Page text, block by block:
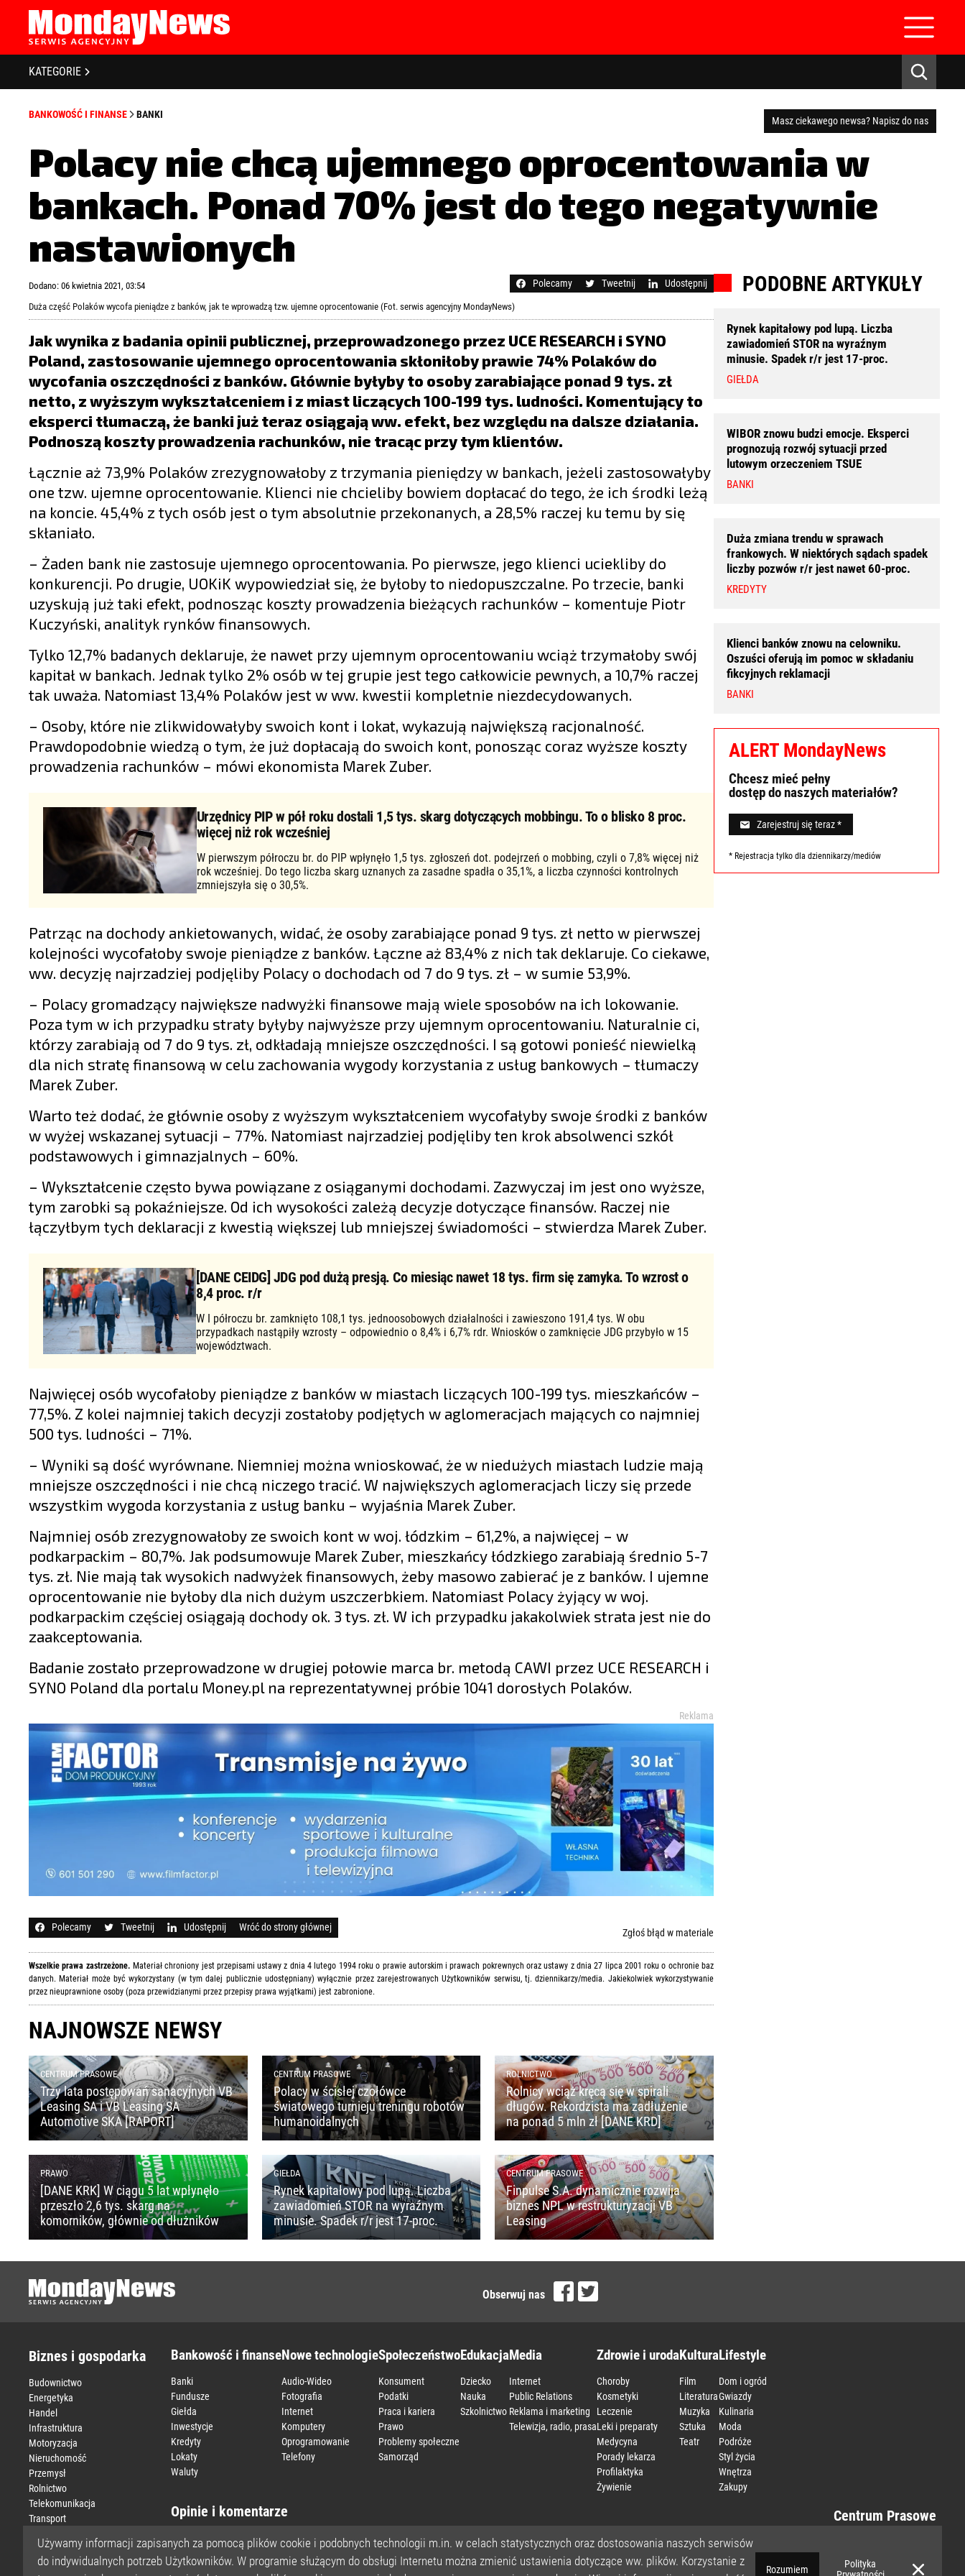
STRONA GŁÓWNA
O NAS
POLITYKA PRYWATNOŚCI
KONTAKT
Zapomniałeś hasła?
KATEGORIE
BIZNES I GOSPODARKA
BANKOWOŚĆ I FINANSE
SPOŁECZEŃSTWO
EDUKACJA
MEDIA
ZDROWIE I URODA
KULTURA
LIFESTYLE
OPINIE I KOMENTARZE
BANKOWOŚĆ I FINANSE BANKI
Masz ciekawego newsa? Napisz do nas
Polacy nie chcą ujemnego oprocentowania w
bankach. Ponad 70% jest do tego negatywnie
nastawionych
Dodano: 06 kwietnia 2021, 03:54 Polecamy Tweetnij Udostępnij
Duża część Polaków wycofa pieniądze z banków, jak te wprowadzą tzw. ujemne oprocentowanie (Fot. serwis agencyjny MondayNews)
Jak wynika z badania opinii publicznej, przeprowadzonego przez UCE RESEARCH i SYNO
Poland, zastosowanie ujemnego oprocentowania skłoniłoby prawie 74% Polaków do
wycofania oszczędności z banków. Głównie byłyby to osoby zarabiające ponad 9 tys. zł
netto, z wyższym wykształceniem i z miast liczących 100-199 tys. ludności. Komentujący to
eksperci tłumaczą, że banki już teraz osiągają ww. efekt, bez względu na dalsze działania.
Podnoszą koszty prowadzenia rachunków, nie tracąc przy tym klientów.
Łącznie aż 73,9% Polaków zrezygnowałoby z trzymania pieniędzy w bankach, jeżeli zastosowałyby
one tzw. ujemne oprocentowanie. Klienci nie chcieliby bowiem dopłacać do tego, że ich środki leżą
na koncie. 45,4% z tych osób jest o tym absolutnie przekonanych, a 28,5% raczej ku temu by się
skłaniało.
– Żaden bank nie zastosuje ujemnego oprocentowania. Po pierwsze, jego klienci uciekliby do
konkurencji. Po drugie, UOKiK wypowiedział się, że byłoby to niedopuszczalne. Po trzecie, banki
uzyskują już taki efekt, podnosząc koszty prowadzenia bieżących rachunków – komentuje Piotr
Kuczyński, analityk rynków finansowych.
Tylko 12,7% badanych deklaruje, że nawet przy ujemnym oprocentowaniu wciąż trzymałoby swój
kapitał w bankach. Jednak tylko 2% osób w tej grupie jest tego całkowicie pewnych, a 10,7% raczej
tak uważa. Natomiast 13,4% Polaków jest w ww. kwestii kompletnie niezdecydowanych.
– Osoby, które nie zlikwidowałyby swoich kont i lokat, wykazują największą racjonalność.
Prawdopodobnie wiedzą o tym, że już dopłacają do swoich kont, ponosząc coraz wyższe koszty
prowadzenia rachunków – mówi ekonomista Marek Zuber.
Urzędnicy PIP w pół roku dostali 1,5 tys. skarg dotyczących mobbingu. To o blisko 8 proc.
więcej niż rok wcześniej
W pierwszym półroczu br. do PIP wpłynęło 1,5 tys. zgłoszeń dot. podejrzeń o mobbing, czyli o 7,8% więcej niż
rok wcześniej. Do tego liczba skarg uznanych za zasadne spadła o 35,1%, a liczba czynności kontrolnych
zmniejszyła się o 30,5%.
Patrząc na dochody ankietowanych, widać, że osoby zarabiające ponad 9 tys. zł netto w pierwszej
kolejności wycofałoby swoje pieniądze z banków. Łączne aż 83,4% z nich tak deklaruje. Co ciekawe,
ww. decyzję najrzadziej podjęliby Polacy o dochodach od 7 do 9 tys. zł – w sumie 53,9%.
– Polacy gromadzący największe nadwyżki finansowe mają wiele sposobów na ich lokowanie.
Poza tym w ich przypadku straty byłyby najwyższe przy ujemnym oprocentowaniu. Naturalnie ci,
którzy zarabiają od 7 do 9 tys. zł, odkładają mniejsze oszczędności. I są gotowi ponieść niewielką
dla nich stratę finansową w celu zachowania wygody korzystania z usług bankowych – tłumaczy
Marek Zuber.
Warto też dodać, że głównie osoby z wyższym wykształceniem wycofałyby swoje środki z banków
w wyżej wskazanej sytuacji – 77%. Natomiast najrzadziej podjęliby ten krok absolwenci szkół
podstawowych i gimnazjalnych – 60%.
– Wykształcenie często bywa powiązane z osiąganymi dochodami. Zazwyczaj im jest ono wyższe,
tym zarobki są pokaźniejsze. Od ich wysokości zależą decyzje dotyczące finansów. Raczej nie
łączyłbym tych deklaracji z kwestią większej lub mniejszej świadomości – stwierdza Marek Zuber.
[DANE CEIDG] JDG pod dużą presją. Co miesiąc nawet 18 tys. firm się zamyka. To wzrost o
8,4 proc. r/r
W I półroczu br. zamknięto 108,1 tys. jednoosobowych działalności i zawieszono 191,4 tys. W obu
przypadkach nastąpiły wzrosty – odpowiednio o 8,4% i 6,7% rdr. Wniosków o zamknięcie JDG przybyło w 15
województwach.
Najwięcej osób wycofałoby pieniądze z banków w miastach liczących 100-199 tys. mieszkańców –
77,5%. Z kolei najmniej takich decyzji zostałoby podjętych w aglomeracjach mających co najmniej
500 tys. ludności – 71%.
– Wyniki są dość wyrównane. Niemniej można wnioskować, że w niedużych miastach ludzie mają
mniejsze oszczędności i nie chcą niczego tracić. W największych aglomeracjach liczy się przede
wszystkim wygoda korzystania z usług banku – wyjaśnia Marek Zuber.
Najmniej osób zrezygnowałoby ze swoich kont w woj. łódzkim – 61,2%, a najwięcej – w
podkarpackim – 80,7%. Jak podsumowuje Marek Zuber, mieszkańcy łódzkiego zarabiają średnio 5-7
tys. zł. Nie mają tak wysokich nadwyżek finansowych, żeby masowo zabierać je z banków. I ujemne
oprocentowanie nie byłoby dla nich dużym uszczerbkiem. Natomiast Polacy żyjący w woj.
podkarpackim częściej osiągają dochody ok. 3 tys. zł. W ich przypadku jakakolwiek strata jest nie do
zaakceptowania.
Badanie zostało przeprowadzone w drugiej połowie marca br. metodą CAWI przez UCE RESEARCH i
SYNO Poland dla portalu Money.pl na reprezentatywnej próbie 1041 dorosłych Polaków.
Reklama
Polecamy Tweetnij Udostępnij Wróć do strony głównej Zgłoś błąd w materiale
Wszelkie prawa zastrzeżone. Materiał chroniony jest przepisami ustawy z dnia 4 lutego 1994 roku o prawie autorskim i prawach pokrewnych oraz ustawy z dnia 27 lipca 2001 roku o ochronie baz
danych. Materiał może być wykorzystany (w tym dalej publicznie udostępniany) wyłącznie przez zarejestrowanych Użytkowników serwisu, tj. dziennikarzy/media. Jakiekolwiek wykorzystywanie
przez nieuprawnione osoby (poza przewidzianymi przez przepisy prawa wyjątkami) jest zabronione.
NAJNOWSZE NEWSY
CENTRUM PRASOWE
Trzy lata postępowań sanacyjnych VB
Leasing SA i VB Leasing SA
Automotive SKA [RAPORT]
CENTRUM PRASOWE
Polacy w ścisłej czołówce
światowego turnieju treningu robotów
humanoidalnych
ROLNICTWO
Rolnicy wciąż kręcą się w spirali
długów. Rekordzista ma zadłużenie
na ponad 5 mln zł [DANE KRD]
PRAWO
[DANE KRK] W ciągu 5 lat wpłynęło
przeszło 2,6 tys. skarg na
komorników, głównie od dłużników
GIEŁDA
Rynek kapitałowy pod lupą. Liczba
zawiadomień STOR na wyraźnym
minusie. Spadek r/r jest 17-proc.
CENTRUM PRASOWE
Finpulse S.A. dynamicznie rozwija
biznes NPL w restrukturyzacji VB
Leasing
PODOBNE ARTYKUŁY
Rynek kapitałowy pod lupą. Liczba
zawiadomień STOR na wyraźnym
minusie. Spadek r/r jest 17-proc.
GIEŁDA
WIBOR znowu budzi emocje. Eksperci
prognozują rozwój sytuacji przed
lutowym orzeczeniem TSUE
BANKI
Duża zmiana trendu w sprawach
frankowych. W niektórych sądach spadek
liczby pozwów r/r jest nawet 60-proc.
KREDYTY
Klienci banków znowu na celowniku.
Oszuści oferują im pomoc w składaniu
fikcyjnych reklamacji
BANKI
ALERT MondayNews
Chcesz mieć pełny
dostęp do naszych materiałów?
Zarejestruj się teraz *
* Rejestracja tylko dla dziennikarzy/mediów
Obserwuj nas
Biznes i gospodarka
Budownictwo
Energetyka
Handel
Infrastruktura
Motoryzacja
Nieruchomość
Przemysł
Rolnictwo
Telekomunikacja
Transport
Ubezpieczenia
Bankowość i finanse
Banki
Fundusze
Giełda
Inwestycje
Kredyty
Lokaty
Waluty
Nowe technologie
Audio-Wideo
Fotografia
Internet
Komputery
Oprogramowanie
Telefony
Społeczeństwo
Konsument
Podatki
Praca i kariera
Prawo
Problemy społeczne
Samorząd
Edukacja
Dziecko
Nauka
Szkolnictwo
Media
Internet
Public Relations
Reklama i marketing
Telewizja, radio, prasa
Zdrowie i uroda
Choroby
Kosmetyki
Leczenie
Leki i preparaty
Medycyna
Porady lekarza
Profilaktyka
Żywienie
Kultura
Film
Literatura
Muzyka
Sztuka
Teatr
Lifestyle
Dom i ogród
Gwiazdy
Kulinaria
Moda
Podróże
Styl życia
Wnętrza
Zakupy
Opinie i komentarze
Bankowość Finanse Gospodarka Handel Marketing Materiał eksperta Nowe Technologie Podatki Praca i kariera
Centrum Prasowe
Używamy informacji zapisanych za pomocą plików cookie i podobnych technologii m.in. w celach statystycznych oraz dostosowania naszych serwisów
do indywidualnych potrzeb Użytkowników. W programie służącym do obsługi Internetu można zmienić ustawienia dotyczące ww. plików. Korzystanie z
Rozumiem
Polityka